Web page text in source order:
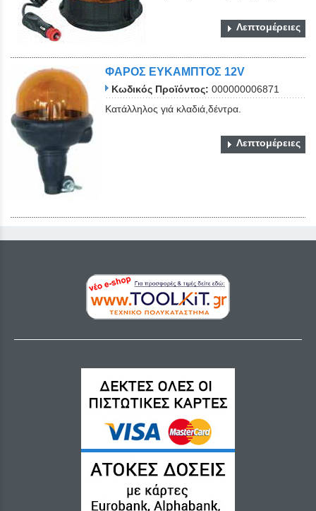
Λεπτομέρειες
ΦΑΡΟΣ ΕΥΚΑΜΠΤΟΣ 12V
Κωδικός Προϊόντος: 000000006871
Κατάλληλος γιά κλαδιά,δέντρα.
Λεπτομέρειες